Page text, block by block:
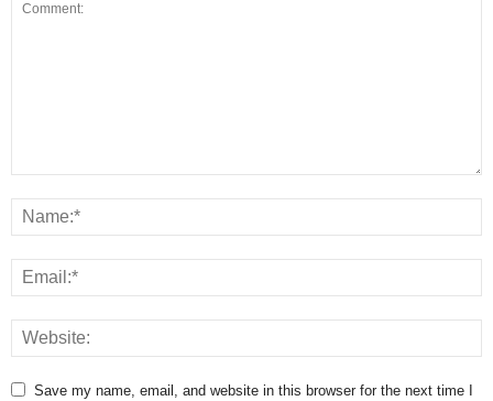
Save my name, email, and website in this browser for the next time I